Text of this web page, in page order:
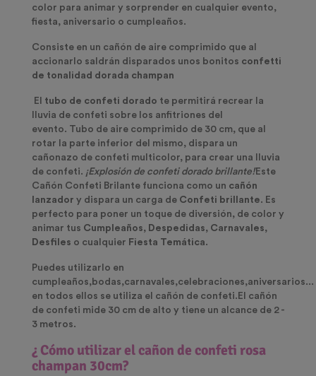
color para animar y sorprender en cualquier evento,
fiesta, aniversario o cumpleaños.
Consiste en un cañón de aire comprimido que al
accionarlo saldrán disparados unos bonitos confetti
de tonalidad dorada champan
El tubo de confeti dorado te permitirá recrear la
lluvia de confeti sobre los anfitriones del
evento. Tubo de aire comprimido de 30 cm, que al
rotar la parte inferior del mismo, dispara un
cañonazo de confeti multicolor, para crear una lluvia
de confeti. ¡Explosión de confeti dorado brillante!Este
Cañón Confeti Brilante funciona como un cañón
lanzador y dispara un carga de Confeti brillante. Es
perfecto para poner un toque de diversión, de color y
animar tus Cumpleaños, Despedidas, Carnavales,
Desfiles o cualquier Fiesta Temática.
Puedes utilizarlo en
cumpleaños,bodas,carnavales,celebraciones,aniversarios...
en todos ellos se utiliza el cañón de confeti.El cañón
de confeti mide 30 cm de alto y tiene un alcance de 2 -
3 metros.
¿ Cómo utilizar el cañon de confeti rosa
champan 30cm?